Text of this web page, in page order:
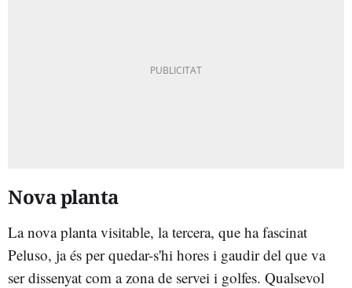
Nova planta
La nova planta visitable, la tercera, que ha fascinat
Peluso, ja és per quedar-s'hi hores i gaudir del que va
ser dissenyat com a zona de servei i golfes. Qualsevol